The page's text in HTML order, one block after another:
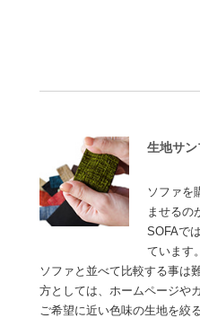
生地サ
ソファを
ませるの
SOFAで
ています
ソファと並べて比較する事は
方としては、ホームページや
ご希望に近い色味の生地を絞